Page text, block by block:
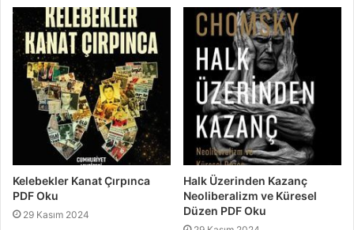
Kelebekler Kanat Çırpınca
PDF Oku
29 Kasım 2024
Halk Üzerinden Kazanç
Neoliberalizm ve Küresel
Düzen PDF Oku